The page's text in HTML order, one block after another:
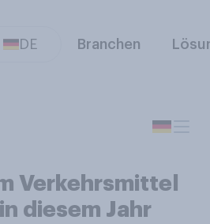
DE Branchen
Verkehrsmittel
diesem Jahr